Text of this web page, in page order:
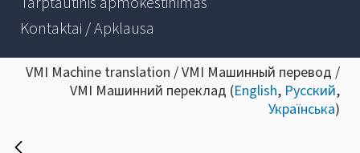
Kontaktai / Apklausa
VMI Machine translation / VMI Машинный перевод /
VMI Машинний переклад (English, Русский,
Українська)